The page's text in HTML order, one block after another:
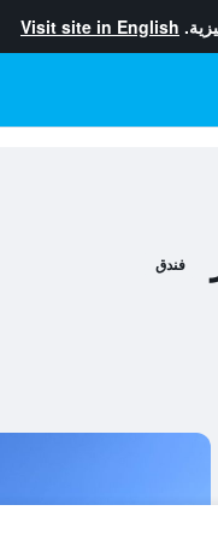
Visit site in English
فندق